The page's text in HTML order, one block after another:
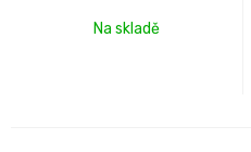
Na skladě